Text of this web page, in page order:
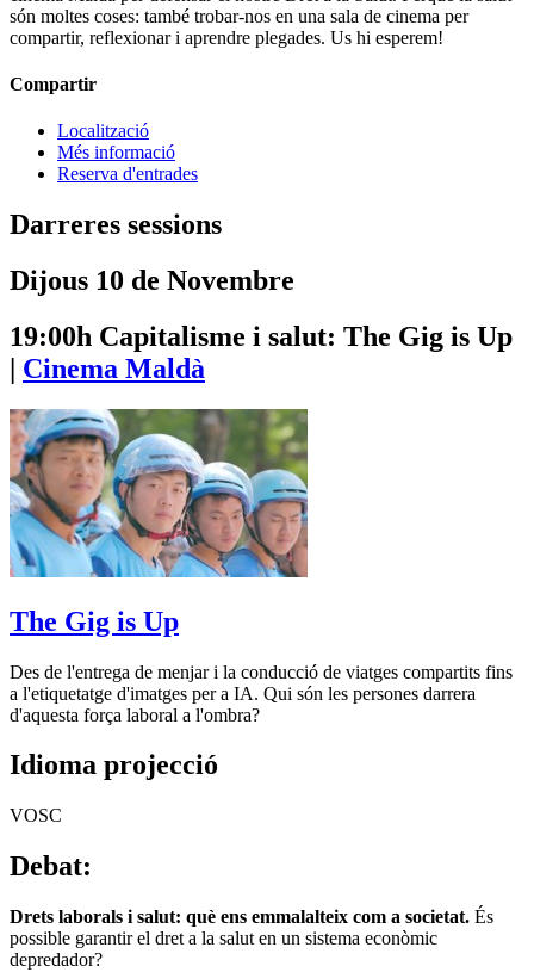
són moltes coses: també trobar-nos en una sala de cinema per
compartir, reflexionar i aprendre plegades. Us hi esperem!
Compartir
Localització
Més informació
Reserva d'entrades
Darreres sessions
Dijous 10 de Novembre
19:00h Capitalisme i salut: The Gig is Up
| Cinema Maldà
The Gig is Up
Des de l'entrega de menjar i la conducció de viatges compartits fins
a l'etiquetatge d'imatges per a IA. Qui són les persones darrera
d'aquesta força laboral a l'ombra?
Idioma projecció
VOSC
Debat:
Drets laborals i salut: què ens emmalalteix com a societat. És
possible garantir el dret a la salut en un sistema econòmic
depredador?